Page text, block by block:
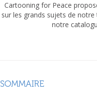
Cartooning for Peace
sur les grands sujets de
notre
SOMMAIRE